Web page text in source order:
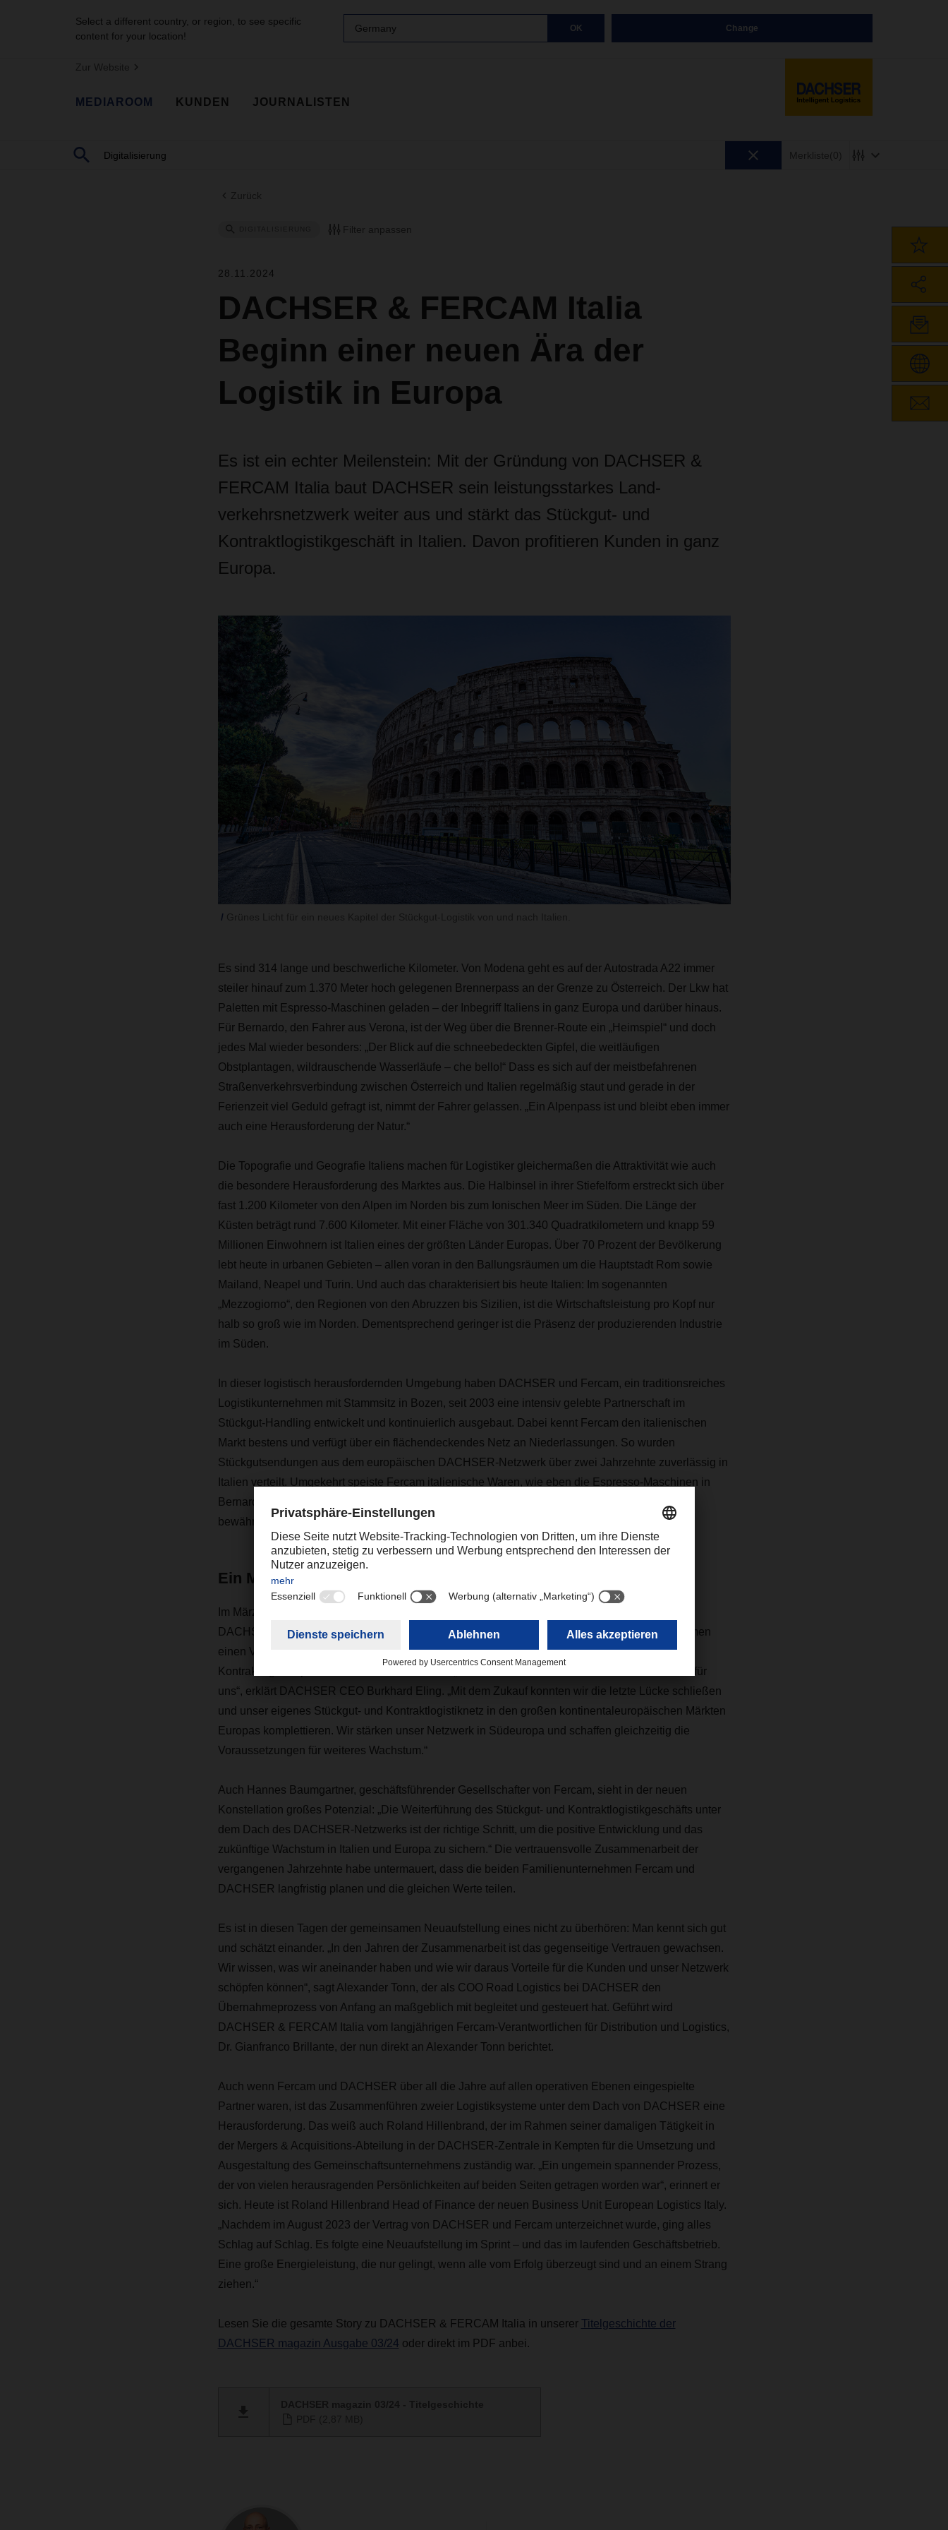
Select a different country, or region, to see specific
content for your location!
Germany OK Change
Zur Website
MEDIAROOM KUNDEN JOURNALISTEN
Merkliste(0)
Zurück
Filter anpassen
28.11.2024
DACHSER & FERCAM Italia
Beginn einer neuen Ära der
Logistik in Europa
Es ist ein echter Meilenstein: Mit der Gründung von DACHSER &
FERCAM Italia baut DACHSER sein leistungsstarkes Land-
verkehrsnetzwerk weiter aus und stärkt das Stückgut- und
Kontraktlogistikgeschäft in Italien. Davon profitieren Kunden in ganz
Europa.
Es sind 314 lange und beschwerliche Kilometer. Von Modena geht es auf der Autostrada A22 immer
steiler hinauf zum 1.370 Meter hoch gelegenen Brennerpass an der Grenze zu Österreich. Der Lkw hat
Paletten mit Espresso-Maschinen geladen – der Inbegriff Italiens in ganz Europa und darüber hinaus.
Für Bernardo, den Fahrer aus Verona, ist der Weg über die Brenner-Route ein „Heimspiel“ und doch
jedes Mal wieder besonders: „Der Blick auf die schneebedeckten Gipfel, die weitläufigen
Obstplantagen, wildrauschende Wasserläufe – che bello!“ Dass es sich auf der meistbefahrenen
Straßenverkehrsverbindung zwischen Österreich und Italien regelmäßig staut und gerade in der
Ferienzeit viel Geduld gefragt ist, nimmt der Fahrer gelassen. „Ein Alpenpass ist und bleibt eben immer
auch eine Herausforderung der Natur.“
Die Topografie und Geografie Italiens machen für Logistiker gleichermaßen die Attraktivität wie auch
die besondere Herausforderung des Marktes aus. Die Halbinsel in ihrer Stiefelform erstreckt sich über
fast 1.200 Kilometer von den Alpen im Norden bis zum Ionischen Meer im Süden. Die Länge der
Küsten beträgt rund 7.600 Kilometer. Mit einer Fläche von 301.340 Quadratkilometern und knapp 59
Millionen Einwohnern ist Italien eines der größten Länder Europas. Über 70 Prozent der Bevölkerung
lebt heute in urbanen Gebieten – allen voran in den Ballungsräumen um die Hauptstadt Rom sowie
Mailand, Neapel und Turin. Und auch das charakterisiert bis heute Italien: Im sogenannten
„Mezzogiorno“, den Regionen von den Abruzzen bis Sizilien, ist die Wirtschaftsleistung pro Kopf nur
halb so groß wie im Norden. Dementsprechend geringer ist die Präsenz der produzierenden Industrie
im Süden.
In dieser logistisch herausfordernden Umgebung haben DACHSER und Fercam, ein traditionsreiches
Logistikunternehmen mit Stammsitz in Bozen, seit 2003 eine intensiv gelebte Partnerschaft im
Stückgut-Handling entwickelt und kontinuierlich ausgebaut. Dabei kennt Fercam den italienischen
Markt bestens und verfügt über ein flächendeckendes Netz an Niederlassungen. So wurden
Stückgutsendungen aus dem europäischen DACHSER-Netzwerk über zwei Jahrzehnte zuverlässig in
Italien verteilt. Umgekehrt speiste Fercam italienische Waren, wie eben die Espresso-Maschinen in
Bernardos Lkw, in das europaweite Netzwerk von DACHSER ein – ein eingespieltes, vielfach
bewährtes Team von Netzwerkpartnern.
Ein Meilenstein für DACHSER und Fercam
Im März 2024 erreichte die Partnerschaft ein neues Level: Das Gemeinschaftsunternehmen
DACHSER & FERCAM Italia S.r.l. wurde aus der Taufe gehoben. Zuvor hatten beide Unternehmen
einen Vertrag unterzeichnet, nach dem DACHSER 80 Prozent der Stückgut- und
Kontraktlogistiksparten von Fercam übernahm. „Dieser Schritt war ein bedeutender Meilenstein für
uns“, erklärt DACHSER CEO Burkhard Eling. „Mit dem Zukauf konnten wir die letzte Lücke schließen
und unser eigenes Stückgut- und Kontraktlogistiknetz in den großen kontinentaleuropäischen Märkten
Europas komplettieren. Wir stärken unser Netzwerk in Südeuropa und schaffen gleichzeitig die
Voraussetzungen für weiteres Wachstum.“
Auch Hannes Baumgartner, geschäftsführender Gesellschafter von Fercam, sieht in der neuen
Konstellation großes Potenzial: „Die Weiterführung des Stückgut- und Kontraktlogistikgeschäfts unter
dem Dach des DACHSER-Netzwerks ist der richtige Schritt, um die positive Entwicklung und das
zukünftige Wachstum in Italien und Europa zu sichern.“ Die vertrauensvolle Zusammenarbeit der
vergangenen Jahrzehnte habe untermauert, dass die beiden Familienunternehmen Fercam und
DACHSER langfristig planen und die gleichen Werte teilen.
Es ist in diesen Tagen der gemeinsamen Neuaufstellung eines nicht zu überhören: Man kennt sich gut
und schätzt einander. „In den Jahren der Zusammenarbeit ist das gegenseitige Vertrauen gewachsen.
Wir wissen, was wir aneinander haben und wie wir daraus Vorteile für die Kunden und unser Netzwerk
schöpfen können“, sagt Alexander Tonn, der als COO Road Logistics bei DACHSER den
Übernahmeprozess von Anfang an maßgeblich mit begleitet und gesteuert hat. Geführt wird
DACHSER & FERCAM Italia vom langjährigen Fercam-Verantwortlichen für Distribution und Logistics,
Dr. Gianfranco Brillante, der nun direkt an Alexander Tonn berichtet.
Auch wenn Fercam und DACHSER über all die Jahre auf allen operativen Ebenen eingespielte
Partner waren, ist das Zusammenführen zweier Logistiksysteme unter dem Dach von DACHSER eine
Herausforderung. Das weiß auch Roland Hillenbrand, der im Rahmen seiner damaligen Tätigkeit in
der Mergers & Acquisitions-Abteilung in der DACHSER-Zentrale in Kempten für die Umsetzung und
Ausgestaltung des Gemeinschaftsunternehmens zuständig war. „Ein ungemein spannender Prozess,
der von vielen herausragenden Persönlichkeiten auf beiden Seiten getragen worden war“, erinnert er
sich. Heute ist Roland Hillenbrand Head of Finance der neuen Business Unit European Logistics Italy.
„Nachdem im August 2023 der Vertrag von DACHSER und Fercam unterzeichnet wurde, ging alles
Schlag auf Schlag. Es folgte eine Neuaufstellung im Sprint – und das im laufenden Geschäftsbetrieb.
Eine große Energieleistung, die nur gelingt, wenn alle vom Erfolg überzeugt sind und an einem Strang
ziehen.“
Lesen Sie die gesamte Story zu DACHSER & FERCAM Italia in unserer Titelgeschichte der
DACHSER magazin Ausgabe 03/24 oder direkt im PDF anbei.